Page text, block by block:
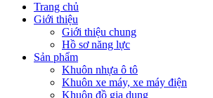
Trang chủ
Giới thiệu
Giới thiệu chung
Hồ sơ năng lực
Sản phẩm
Khuôn nhựa ô tô
Khuôn xe máy, xe máy điện
Khuôn đồ gia dụng